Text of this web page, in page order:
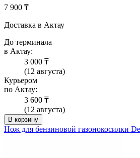
7 900 ₸
Доставка в Актау
До терминала
в Актау:
3 000 ₸
(12 августа)
Курьером
по Актау:
3 600 ₸
(12 августа)
В корзину
Нож для бензиновой газонокосилки